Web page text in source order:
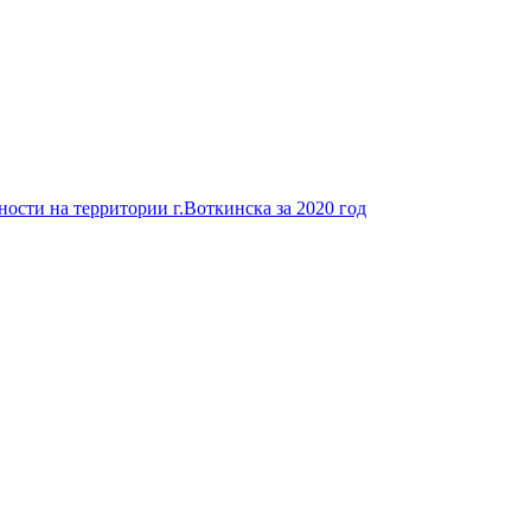
на территории г.Воткинска за 2020 год